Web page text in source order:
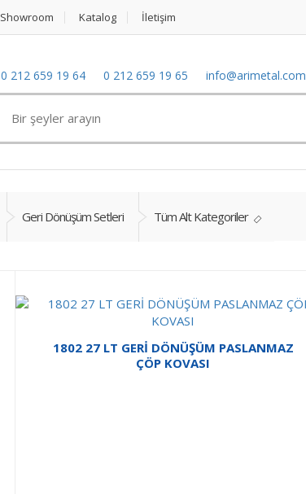
Showroom Katalog İletişim
0 212 659 19 64 0 212 659 19 65 info@arimetal.com
Geri Dönüşüm Setleri Tüm Alt Kategoriler
1802 27 LT GERİ DÖNÜŞÜM PASLANMAZ
ÇÖP KOVASI